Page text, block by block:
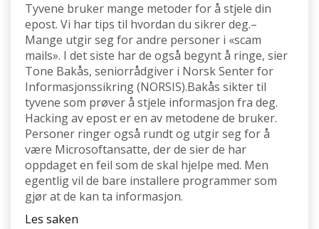
Tyvene bruker mange metoder for å stjele din
epost. Vi har tips til hvordan du sikrer deg.–
Mange utgir seg for andre personer i «scam
mails». I det siste har de også begynt å ringe, sier
Tone Bakås, seniorrådgiver i Norsk Senter for
Informasjonssikring (NORSIS).Bakås sikter til
tyvene som prøver å stjele informasjon fra deg.
Hacking av epost er en av metodene de bruker.
Personer ringer også rundt og utgir seg for å
være Microsoftansatte, der de sier de har
oppdaget en feil som de skal hjelpe med. Men
egentlig vil de bare installere programmer som
gjør at de kan ta informasjon.
Les saken